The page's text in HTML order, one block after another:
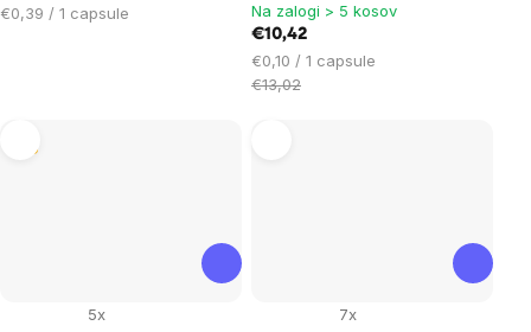
Cena
€0,39 / 1 capsule Na zalogi > 5 kosov
€10,42
Cena
na
€0,10 / 1 capsule
€13,02
5x 7x